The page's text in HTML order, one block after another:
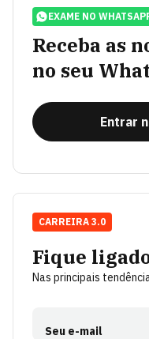
EXAME NO
Receba as
no seu
Entrar
Fique
Nas principais
Seu e-mail
CARREIRA 3.0